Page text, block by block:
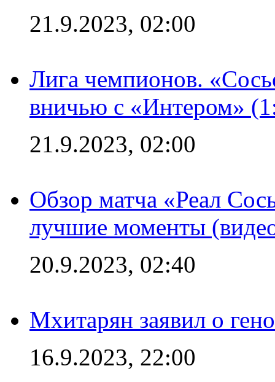
21.9.2023, 02:00
Лига чемпионов.
вничью с «Интером»
21.9.2023, 02:00
Обзор матча «Реал
лучшие моменты
20.9.2023, 02:40
Мхитарян заявил о
16.9.2023, 22:00